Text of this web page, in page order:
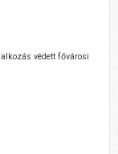
védett fővárosi